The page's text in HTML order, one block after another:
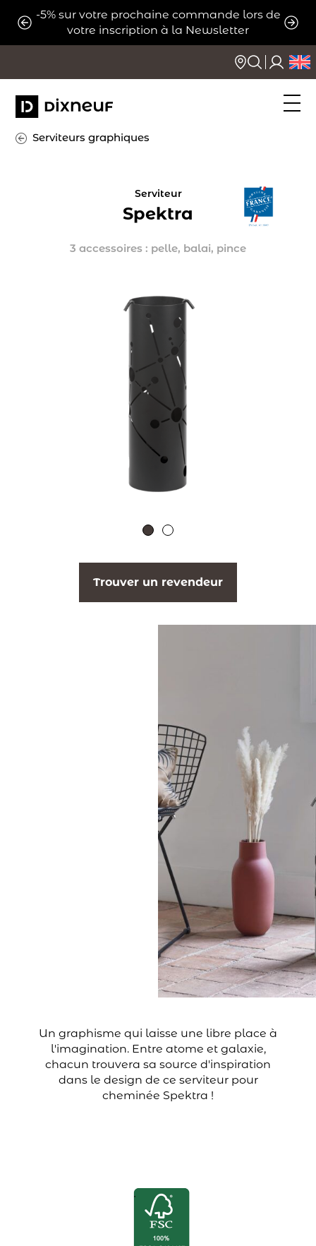
-5% sur votre prochaine commande lors de
votre inscription à la Newsletter
Serviteurs graphiques
Serviteur
Spektra
3 accessoires : pelle, balai, pince
Trouver un revendeur
Un graphisme qui laisse une libre place à
l'imagination. Entre atome et galaxie,
chacun trouvera sa source d'inspiration
dans le design de ce serviteur pour
cheminée Spektra !